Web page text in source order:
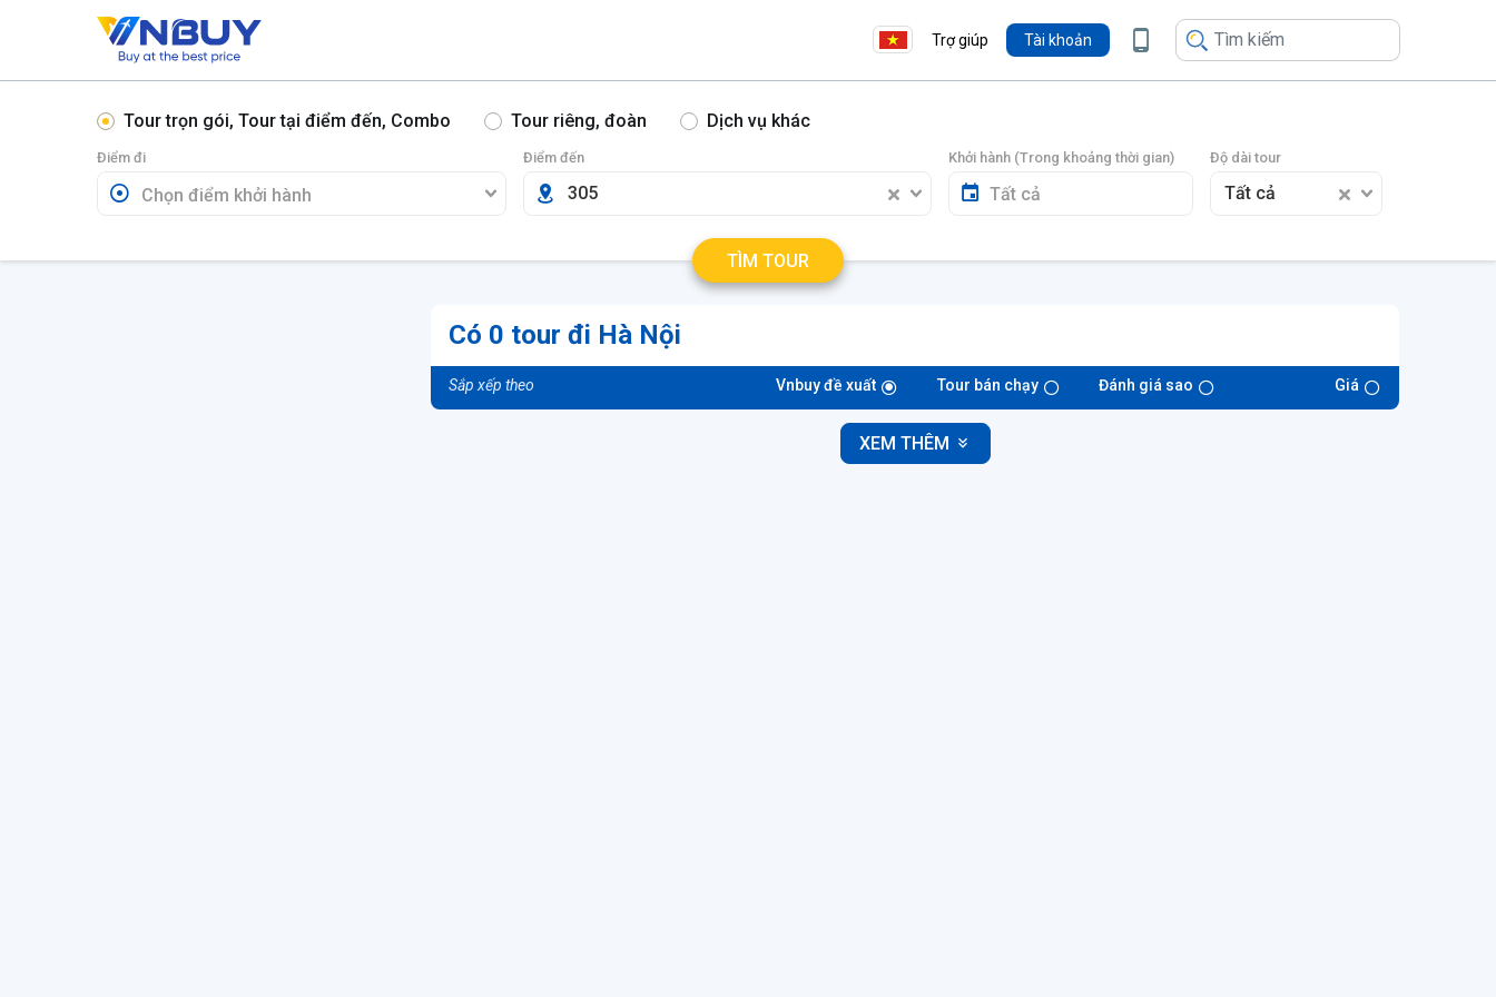
Trợ giúp Tài khoản
Tour trọn gói, Tour tại điểm đến, Combo Tour riêng, đoàn Dịch vụ khác
Điểm đi Điểm đến
305
Khởi hành (Trong khoảng thời gian) Độ dài tour
Tất cả
TÌM TOUR
Có 0 tour đi Hà Nội
Sắp xếp theo Vnbuy đề xuất Tour bán chạy Đánh giá sao Giá
XEM THÊM